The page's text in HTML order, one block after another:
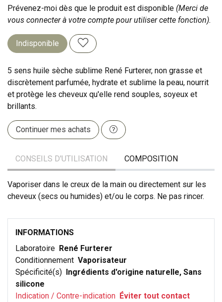
Prévenez-moi dès que le produit est disponible (Merci de
vous connecter à votre compte pour utiliser cette fonction).
Indisponible
5 sens huile sèche sublime René Furterer, non grasse et
discrètement parfumée, hydrate et sublime la peau, nourrit
et protège les cheveux qu'elle rend souples, soyeux et
brillants.
Continuer mes achats
CONSEILS D'UTILISATION COMPOSITION
Vaporiser dans le creux de la main ou directement sur les
cheveux (secs ou humides) et/ou le corps. Ne pas rincer.
INFORMATIONS
Laboratoire René Furterer
Conditionnement Vaporisateur
Spécificité(s) Ingrédients d'origine naturelle, Sans
silicone
Indication / Contre-indication Éviter tout contact